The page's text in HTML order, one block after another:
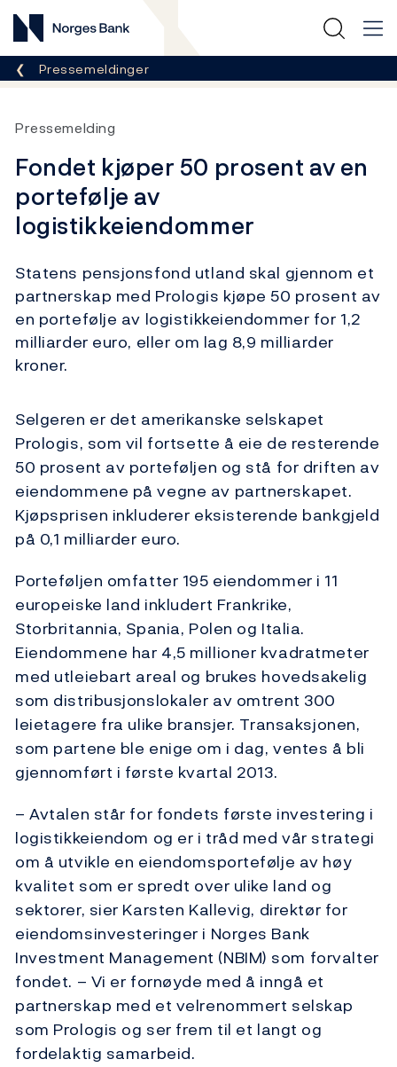
Norges Bank
Her er du nå:
Pressemeldinger
Pressemelding
Fondet kjøper 50 prosent av en
portefølje av
logistikkeiendommer
Statens pensjonsfond utland skal gjennom et
partnerskap med Prologis kjøpe 50 prosent av
en portefølje av logistikkeiendommer for 1,2
milliarder euro, eller om lag 8,9 milliarder
kroner.
Selgeren er det amerikanske selskapet
Prologis, som vil fortsette å eie de resterende
50 prosent av porteføljen og stå for driften av
eiendommene på vegne av partnerskapet.
Kjøpsprisen inkluderer eksisterende bankgjeld
på 0,1 milliarder euro.
Porteføljen omfatter 195 eiendommer i 11
europeiske land inkludert Frankrike,
Storbritannia, Spania, Polen og Italia.
Eiendommene har 4,5 millioner kvadratmeter
med utleiebart areal og brukes hovedsakelig
som distribusjonslokaler av omtrent 300
leietagere fra ulike bransjer. Transaksjonen,
som partene ble enige om i dag, ventes å bli
gjennomført i første kvartal 2013.
– Avtalen står for fondets første investering i
logistikkeiendom og er i tråd med vår strategi
om å utvikle en eiendomsportefølje av høy
kvalitet som er spredt over ulike land og
sektorer, sier Karsten Kallevig, direktør for
eiendomsinvesteringer i Norges Bank
Investment Management (NBIM) som forvalter
fondet. – Vi er fornøyde med å inngå et
partnerskap med et velrenommert selskap
som Prologis og ser frem til et langt og
fordelaktig samarbeid.